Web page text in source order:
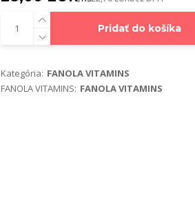
Pridať do košíka
Kategória: FANOLA VITAMINS
FANOLA VITAMINS: FANOLA VITAMINS